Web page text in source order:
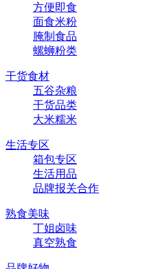
方便即食
面食米粉
腌制食品
螺蛳粉类
干货食材
五谷杂粮
干货品类
大米糯米
生活专区
箱包专区
生活用品
品牌报关合作
熟食美味
丁姐卤味
真空熟食